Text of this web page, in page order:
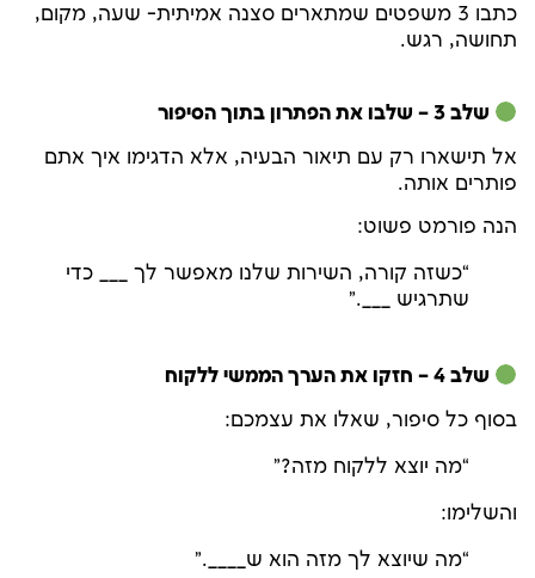
כתבו 3 משפטים שמתארים סצנה אמיתית- שעה, מקום,
תחושה, רגש.
שלב 3 – שלבו את הפתרון בתוך הסיפור
אל תישארו רק עם תיאור הבעיה, אלא הדגימו איך אתם
פותרים אותה.
הנה פורמט פשוט:
“כשזה קורה, השירות שלנו מאפשר לך ___ כדי
שתרגיש ___.”
שלב 4 – חזקו את הערך הממשי ללקוח
בסוף כל סיפור, שאלו את עצמכם:
“מה יוצא ללקוח מזה?”
והשלימו:
“מה שיוצא לך מזה הוא ש____.”